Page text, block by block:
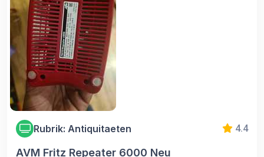
Rubrik: Antiquitaeten 4.4
AVM Fritz Repeater 6000 Neu